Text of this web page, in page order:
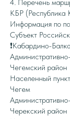
4. Перечень
КБР (Республика
Информация по
Субъект
❗️Кабардино-
Чегемский район
Населенный пункт
Чегем
Черекский район